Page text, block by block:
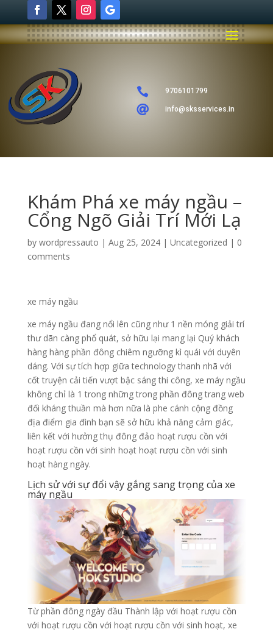
 9706101799
 info@sksservices.in
Khám Phá xe máy ngầu –
Cổng Ngõ Giải Trí Mới Lạ
by wordpressauto | Aug 25, 2024| Uncategorized | 0
comments
xe máy ngầu
xe máy ngầu đang nổi lên cũng như 1 nền móng giải trí
thư dãn càng phổ quát, sở hữu lại mang lại Quý khách
hàng hàng phần đông chiêm ngưỡng kì quái với duyên
dáng. Với sự tích hợp giữa technology thanh nhã với
cốt truyện cải tiến vượt bậc sáng thi công, xe máy ngầu
không chỉ là 1 trong những trong phần đông trang web
đối kháng thuần mà hơn nữa là phe cánh cộng đồng
địa điểm gia đình bạn sẽ sở hữu khả năng cảm giác,
liên kết với hưởng thụ đông đảo hoạt rượu cồn với
hoạt rượu cồn với sinh hoạt hoạt rượu cồn với sinh
hoạt hàng ngày.
Lịch sử với sự đổi vậy gắng sang trọng của xe
máy ngầu
Từ phần đông ngày đầu Thành lập với hoạt rượu cồn
với hoạt rượu cồn với hoạt rượu cồn với sinh hoạt, xe